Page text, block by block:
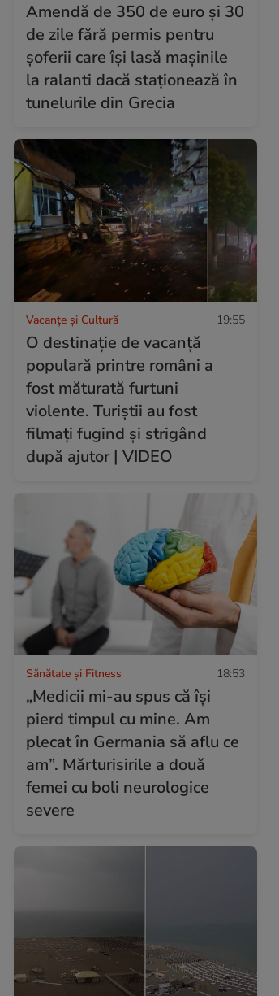
Amendă de 350 de euro și 30
de zile fără permis pentru
șoferii care își lasă mașinile
la ralanti dacă staționează în
tunelurile din Grecia
Vacanțe și Cultură 19:55
O destinație de vacanță
populară printre români a
fost măturată furtuni
violente. Turiștii au fost
filmați fugind și strigând
după ajutor | VIDEO
Sănătate și Fitness 18:53
„Medicii mi-au spus că își
pierd timpul cu mine. Am
plecat în Germania să aflu ce
am”. Mărturisirile a două
femei cu boli neurologice
severe